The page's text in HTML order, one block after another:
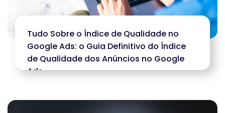
Tudo Sobre o Índice de Qualidade no
Google Ads: o Guia Definitivo do Índice
de Qualidade dos Anúncios no Google
Ads